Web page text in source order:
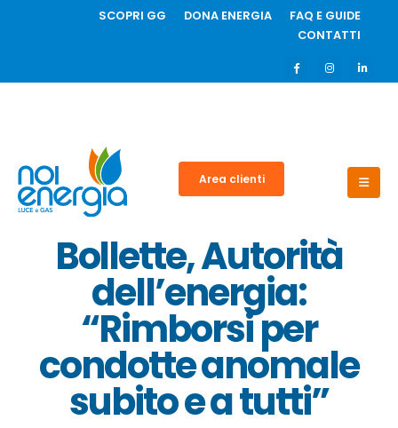
SCOPRI GG DONA ENERGIA
FAQ E GUIDE
CONTATTI
Area clienti
Bollette, Autorità
dell’energia:
“Rimborsi per
condotte anomale
subito e a tutti”